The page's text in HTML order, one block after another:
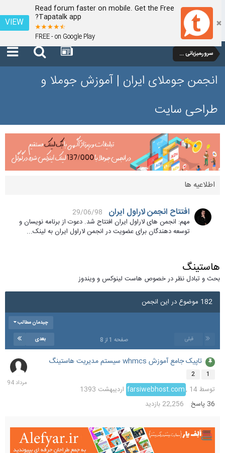
Read forum faster on mobile. Get the Free
Tapatalk app?
FREE - on Google Play
VIEW
سرور،میزبانی وب و دامنه
انجمن جوملای ایران | آموزش جوملا و
طراحی سایت
اطلاعیه ها
افتتاح انجمن لاراول ایران
29/06/98
مهم: انجمن های لاراول ایران افتتاح شد. دعوت از برنامه نویسان و
توسعه دهندگان برای عضویت در انجمن لاراول ایران به لینک...
هاستینگ
بحث و تبادل نظر در خصوص هاست لینوکس و ویندوز
182 موضوع در این انجمن
چیدمان مطالب
قبلی بعدی صفحه 1 از 8
تاپیک جامع آموزش whmcs سیستم مدیریت هاستینگ
توسط farsiwebhost.com ,14 اردیبهشت 1393
36 پاسخ 22,256بازدید
7
مرداد